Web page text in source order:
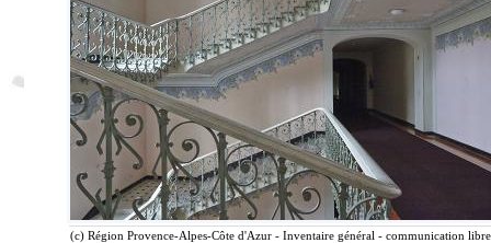
(c) Région Provence-Alpes-Côte d'Azur - Inventaire général - communication